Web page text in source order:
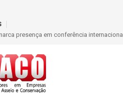
presença em conferência